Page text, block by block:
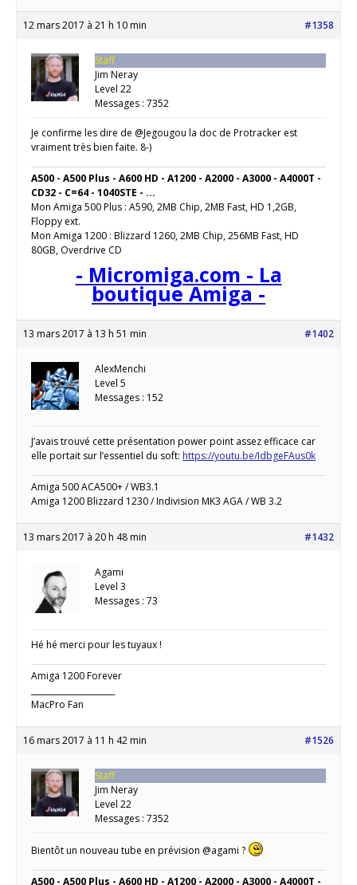
12 mars 2017 à 21 h 10 min #1358
Staff
Jim Neray
Level 22
Messages : 7352
Je confirme les dire de @Jegougou la doc de Protracker est
vraiment très bien faite. 8-)
A500 - A500 Plus - A600 HD - A1200 - A2000 - A3000 - A4000T -
CD32 - C=64 - 1040STE - ...
Mon Amiga 500 Plus : A590, 2MB Chip, 2MB Fast, HD 1,2GB,
Floppy ext.
Mon Amiga 1200 : Blizzard 1260, 2MB Chip, 256MB Fast, HD
80GB, Overdrive CD
- Micromiga.com - La
boutique Amiga -
13 mars 2017 à 13 h 51 min #1402
AlexMenchi
Level 5
Messages : 152
J’avais trouvé cette présentation power point assez efficace car
elle portait sur l’essentiel du soft: https://youtu.be/IdbgeFAus0k
Amiga 500 ACA500+ / WB3.1
Amiga 1200 Blizzard 1230 / Indivision MK3 AGA / WB 3.2
13 mars 2017 à 20 h 48 min #1432
Agami
Level 3
Messages : 73
Hé hé merci pour les tuyaux !
Amiga 1200 Forever
MacPro Fan
16 mars 2017 à 11 h 42 min #1526
Staff
Jim Neray
Level 22
Messages : 7352
Bientôt un nouveau tube en prévision @agami ?
A500 - A500 Plus - A600 HD - A1200 - A2000 - A3000 - A4000T -